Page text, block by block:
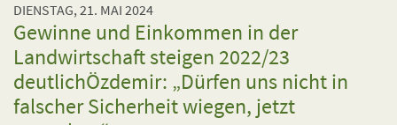
DIENSTAG, 21. MAI 2024
Gewinne und Einkommen in der
Landwirtschaft steigen 2022/23
deutlichÖzdemir: „Dürfen uns nicht in
falscher Sicherheit wiegen, jetzt